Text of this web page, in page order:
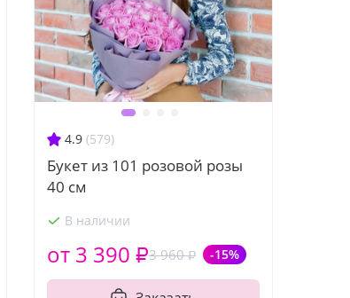
4.9 (579)
Букет из 101 розовой розы
40 см
В наличии
3 960 ₽ -15%
от 3 390 ₽